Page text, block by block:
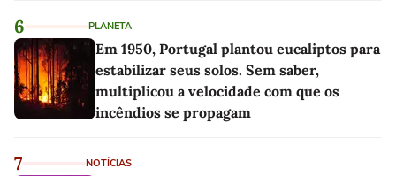
6 PLANETA
Em 1950, Portugal plantou eucaliptos para
estabilizar seus solos. Sem saber,
multiplicou a velocidade com que os
incêndios se propagam
7 NOTÍCIAS